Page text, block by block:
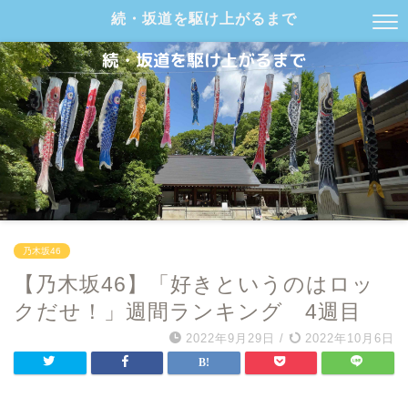
続・坂道を駆け上がるまで
乃木坂46
【乃木坂46】「好きというのはロッ
クだせ！」週間ランキング 4週目
2022年9月29日 / 2022年10月6日